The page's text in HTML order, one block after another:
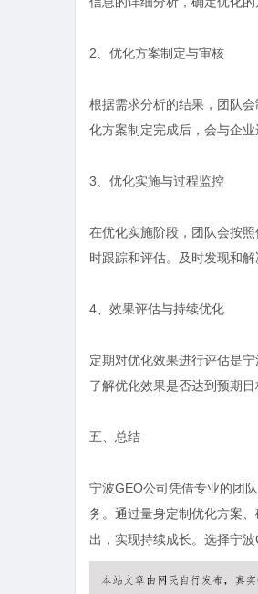
2、优化方案制定与审核
根据需求分析的结果，团队
化方案制定完成后，会与企
3、优化实施与过程监控
在优化实施阶段，团队会按
时跟踪和评估。及时发现和
4、效果评估与持续优化
定期对优化效果进行评估是
了解优化效果是否达到预期
五、总结
宁波GEO公司凭借专业的团
务。通过量身定制优化方案
出，实现持续成长。选择宁